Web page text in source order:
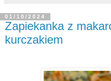
01/10/2024
Zapiekanka z
kurczakiem